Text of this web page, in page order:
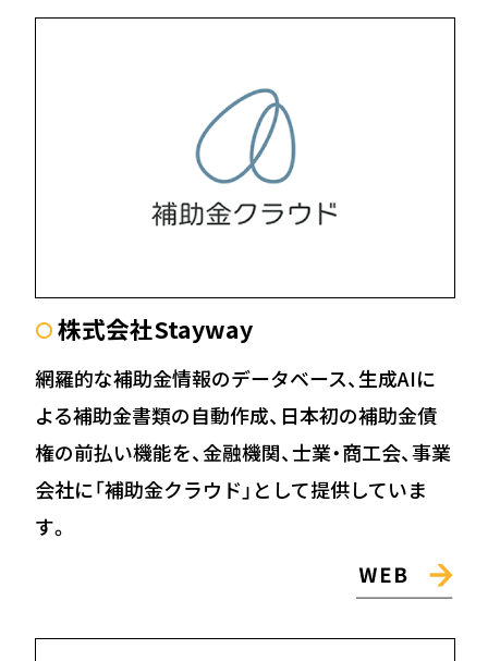
〇 株式会社Stayway
網羅的な補助金情報のデータベース、生成AIに
よる補助金書類の自動作成、日本初の補助金債
権の前払い機能を、⾦融機関、士業・商⼯会、事業
会社に「補助⾦クラウド」として提供していま
す。